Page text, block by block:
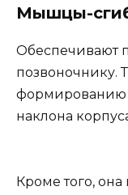
Мышцы-
Обеспечивают
позвоночнику.
формированию
наклона
Кроме того,